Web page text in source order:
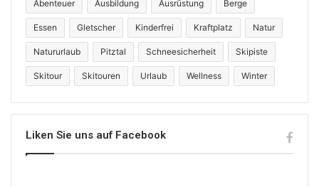
Abenteuer Ausbildung Ausrüstung Berge
Essen Gletscher Kinderfrei Kraftplatz Natur
Natururlaub Pitztal Schneesicherheit Skipiste
Skitour Skitouren Urlaub Wellness Winter
Liken Sie uns auf Facebook